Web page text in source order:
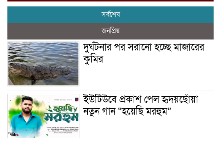
সর্বশেষ
জনপ্রিয়
দুর্ঘটনার পর সরানো হচ্ছে মাজারের
কুমির
ইউটিউবে প্রকাশ পেল হৃদয়ছোঁয়া
নতুন গান “হয়েছি মরহুম”